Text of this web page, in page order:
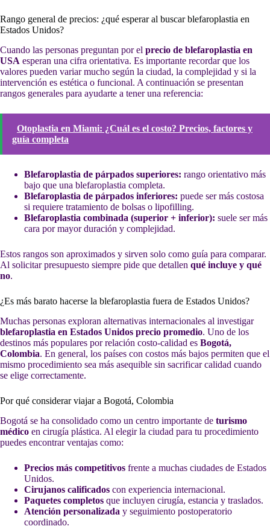
Rango general de precios: ¿qué esperar al buscar blefaroplastia en
Estados Unidos?
Cuando las personas preguntan por el precio de blefaroplastia en
USA esperan una cifra orientativa. Es importante recordar que los
valores pueden variar mucho según la ciudad, la complejidad y si la
intervención es estética o funcional. A continuación se presentan
rangos generales para ayudarte a tener una referencia:
Otoplastia en Miami: ¿Cuál es el costo? Precios, factores y
guía completa
Blefaroplastia de párpados superiores: rango orientativo más
bajo que una blefaroplastia completa.
Blefaroplastia de párpados inferiores: puede ser más costosa
si requiere tratamiento de bolsas o lipofilling.
Blefaroplastia combinada (superior + inferior): suele ser más
cara por mayor duración y complejidad.
Estos rangos son aproximados y sirven solo como guía para comparar.
Al solicitar presupuesto siempre pide que detallen qué incluye y qué
no.
¿Es más barato hacerse la blefaroplastia fuera de Estados Unidos?
Muchas personas exploran alternativas internacionales al investigar
blefaroplastia en Estados Unidos precio promedio. Uno de los
destinos más populares por relación costo-calidad es Bogotá,
Colombia. En general, los países con costos más bajos permiten que el
mismo procedimiento sea más asequible sin sacrificar calidad cuando
se elige correctamente.
Por qué considerar viajar a Bogotá, Colombia
Bogotá se ha consolidado como un centro importante de turismo
médico en cirugía plástica. Al elegir la ciudad para tu procedimiento
puedes encontrar ventajas como:
Precios más competitivos frente a muchas ciudades de Estados
Unidos.
Cirujanos calificados con experiencia internacional.
Paquetes completos que incluyen cirugía, estancia y traslados.
Atención personalizada y seguimiento postoperatorio
coordinado.